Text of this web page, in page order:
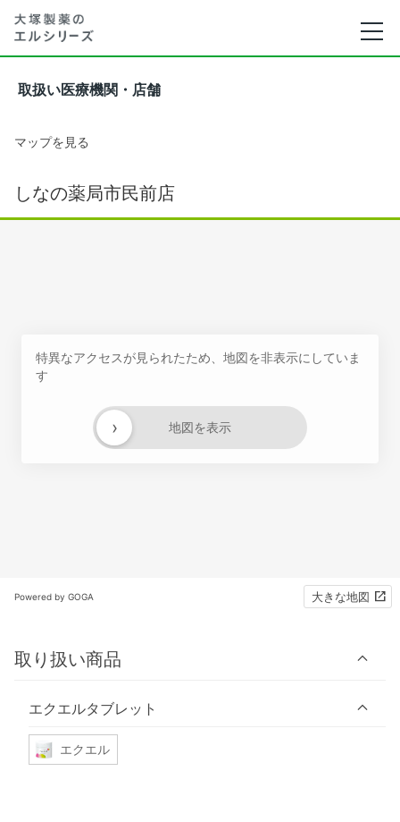
取扱い医療機関・店舗
マップを見る
しなの薬局市民前店
特異なアクセスが見られたため、地図を非表示にしていま
す
地図を表示
›
Powered by GOGA 大きな地図
取り扱い商品
エクエルタブレット
エクエル